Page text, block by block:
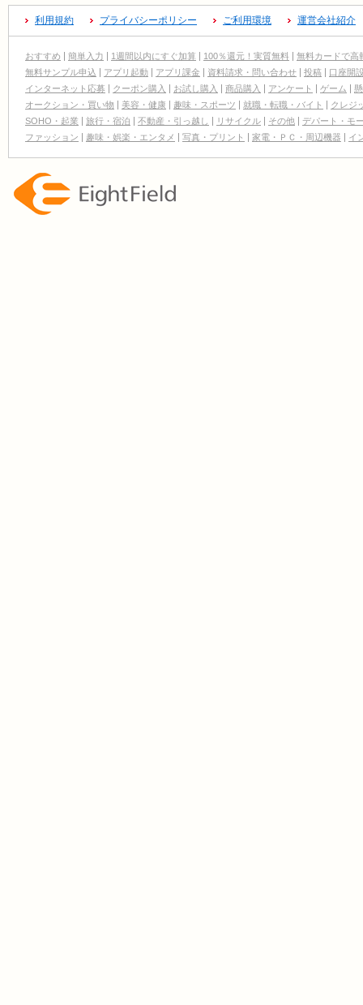
利用規約 プライバシーポリシー ご利用環境 運営会社紹介
おすすめ 簡単入力 1週間以内にすぐ加算 100％還元！実質無料
無料カードで高
無料サンプル申込
アプリ起動 アプリ課金 資料請求・問い合わせ 投稿
口座開
インターネット応募
クーポン購入 お試し購入 商品購入 アンケート ゲーム
オークション・買い物
美容・健康 趣味・スポーツ 就職・転職・バイト
クレジ
SOHO・起業
旅行・宿泊 不動産・引っ越し リサイクル その他
デパート・モ
ファッション
趣味・娯楽・エンタメ 写真・プリント 家電・ＰＣ・周辺機器 イ